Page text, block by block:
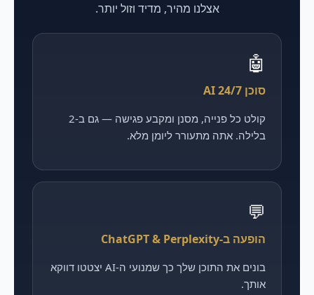
אצלנו מהיר, מדיד וזול יותר.
🤖
סוכן AI 24/7
קולט כל פנייה, מסנן ומקבע פגישה — גם ב-2
בלילה. אתה מתעורר ליומן מלא.
💬
הופעה ב-ChatGPT & Perplexity
בונים את התוכן שלך כך שמנועי ה-AI יצטטו דווקא
אותך.